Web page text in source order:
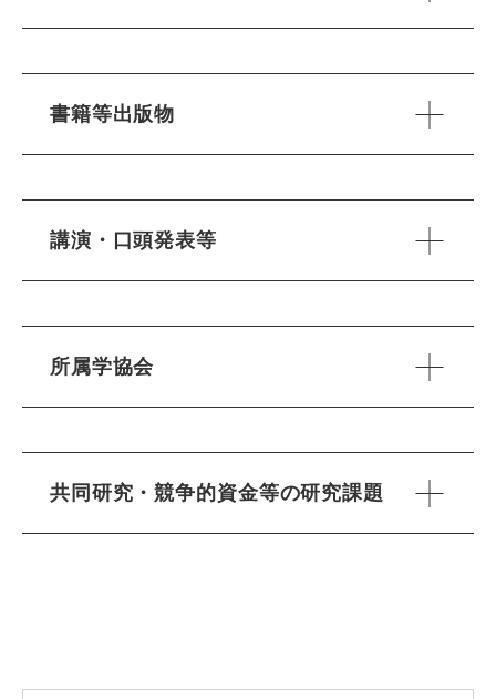
書籍等出版物
講演・口頭発表等
所属学協会
共同研究・競争的資金等の研究課題